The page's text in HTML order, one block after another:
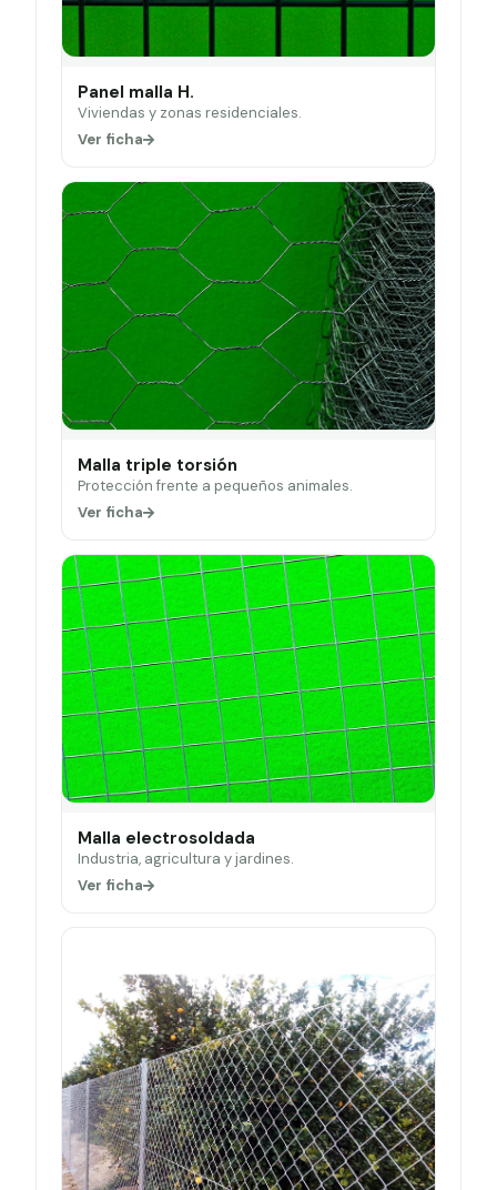
Panel malla H.
Viviendas y zonas residenciales.
Ver ficha
Malla triple torsión
Protección frente a pequeños animales.
Ver ficha
Malla electrosoldada
Industria, agricultura y jardines.
Ver ficha